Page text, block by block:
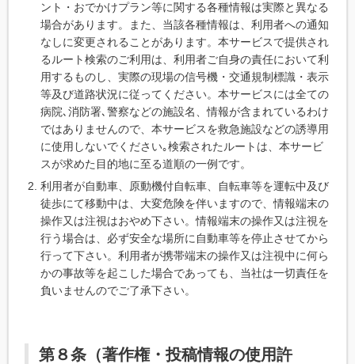
ント・おでかけプラン等に関する各種情報は実際と異なる
場合があります。また、当該各種情報は、利用者への通知
なしに変更されることがあります。本サービスで提供され
るルート検索のご利用は、利用者ご自身の責任において利
用するものし、実際の現場の信号機・交通規制標識・表示
等及び道路状況に従ってください。本サービスには全ての
病院､消防署､警察などの施設名、情報が含まれているわけ
ではありませんので、本サービスを救急施設などの誘導用
に使用しないでください｡検索されたルートは、本サービ
スが求めた目的地に至る道順の一例です。
利用者が自動車、原動機付自転車、自転車等を運転中及び
徒歩にて移動中は、大変危険を伴いますので、情報端末の
操作又は注視はおやめ下さい。情報端末の操作又は注視を
行う場合は、必ず安全な場所に自動車等を停止させてから
行って下さい。利用者が携帯端末の操作又は注視中に何ら
かの事故等を起こした場合であっても、当社は一切責任を
負いませんのでご了承下さい。
第８条（著作権・投稿情報の使用許